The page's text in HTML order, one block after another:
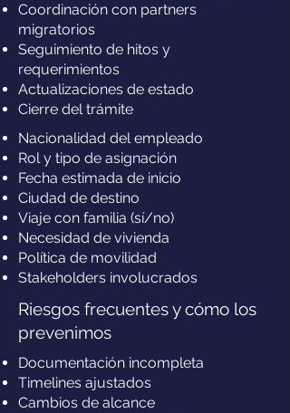
Coordinación con partners
migratorios
Seguimiento de hitos y
requerimientos
Actualizaciones de estado
Cierre del trámite
Nacionalidad del empleado
Rol y tipo de asignación
Fecha estimada de inicio
Ciudad de destino
Viaje con familia (sí/no)
Necesidad de vivienda
Política de movilidad
Stakeholders involucrados
Riesgos frecuentes y cómo los
prevenimos
Documentación incompleta
Timelines ajustados
Cambios de alcance